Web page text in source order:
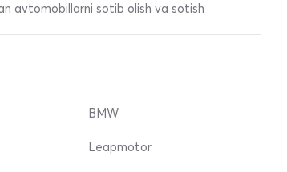
avtomobillarni sotib olish va sotish
BMW
Leapmotor